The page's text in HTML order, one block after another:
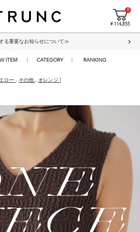
8
¥ 114,855
る重要なお知らせについて≫
ITEM CATEGORY RANKING
ロー , その他 , オレンジ